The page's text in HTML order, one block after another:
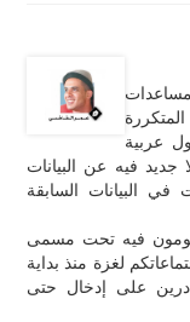
عربية
جديد فيه عن البيانات
البيانات السابقة
فيه تحت مسمى
لغزة منذ بداية
على إدخال حتى